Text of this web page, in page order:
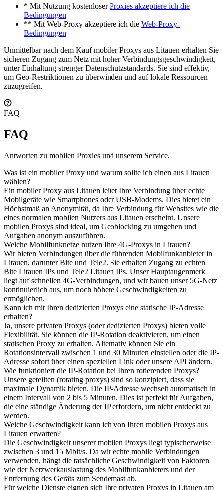
* Mit Nutzung kostenloserProxies akzeptiere ich die
Bedingungen
** Mit Web-Proxy akzeptiere ich die Web-Proxy-
Bedingungen
Unmittelbar nach dem Kauf mobiler Proxys aus Litauen erhalten Sie
sicheren Zugang zum Netz mit hoher Verbindungsgeschwindigkeit,
unter Einhaltung strenger Datenschutzstandards. Sie sind effektiv,
um Geo-Restriktionen zu überwinden und auf lokale Ressourcen
zuzugreifen.
FAQ
FAQ
Antworten zu mobilen Proxies und unserem Service.
Was ist ein mobiler Proxy und warum sollte ich einen aus Litauen
wählen?
Ein mobiler Proxy aus Litauen leitet Ihre Verbindung über echte
Mobilgeräte wie Smartphones oder USB-Modems. Dies bietet ein
Höchstmaß an Anonymität, da Ihre Verbindung für Websites wie die
eines normalen mobilen Nutzers aus Litauen erscheint. Unsere
mobilen Proxys sind ideal, um Geoblocking zu umgehen und
Aufgaben anonym auszuführen.
Welche Mobilfunknetze nutzen Ihre 4G-Proxys in Litauen?
Wir bieten Verbindungen über die führenden Mobilfunkanbieter in
Litauen, darunter Bite und Tele2. Sie erhalten Zugang zu echten
Bite Litauen IPs und Tele2 Litauen IPs. Unser Hauptaugenmerk
liegt auf schnellen 4G-Verbindungen, und wir bauen unser 5G-Netz
kontinuierlich aus, um noch höhere Geschwindigkeiten zu
ermöglichen.
Kann ich mit Ihren dedizierten Proxys eine statische IP-Adresse
erhalten?
Ja, unsere privaten Proxys (oder dedizierten Proxys) bieten volle
Flexibilität. Sie können die IP-Rotation deaktivieren, um einen
statischen Proxy zu erhalten. Alternativ können Sie ein
Rotationsintervall zwischen 1 und 30 Minuten einstellen oder die IP-
Adresse sofort über einen speziellen Link oder unsere API ändern.
Wie funktioniert die IP-Rotation bei Ihren rotierenden Proxys?
Unsere geteilten (rotating proxys) sind so konzipiert, dass sie
maximale Dynamik bieten. Die IP-Adresse wechselt automatisch in
einem Intervall von 2 bis 5 Minuten. Dies ist perfekt für Aufgaben,
die eine ständige Änderung der IP erfordern, um nicht entdeckt zu
werden.
Welche Geschwindigkeit kann ich von Ihren mobilen Proxys aus
Litauen erwarten?
Die Geschwindigkeit unserer mobilen Proxys liegt typischerweise
zwischen 3 und 15 Mbit/s. Da wir echte mobile Verbindungen
verwenden, hängt die tatsächliche Geschwindigkeit von Faktoren
wie der Netzwerkauslastung des Mobilfunkanbieters und der
Entfernung des Geräts zum Sendemast ab.
Für welche Dienste eignen sich Ihre privaten Proxys in Litauen am